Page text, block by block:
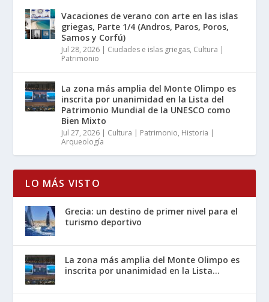
Vacaciones de verano con arte en las islas
griegas, Parte 1/4 (Andros, Paros, Poros,
Samos y Corfú)
Jul 28, 2026 Ciudades e islas griegas, Cultura |
Patrimonio
La zona más amplia del Monte Olimpo es
inscrita por unanimidad en la Lista del
Patrimonio Mundial de la UNESCO como
Bien Mixto
Jul 27, 2026 Cultura | Patrimonio, Historia |
Arqueología
LO MÁS VISTO
Grecia: un destino de primer nivel para el
turismo deportivo
La zona más amplia del Monte Olimpo es
inscrita por unanimidad en la Lista...